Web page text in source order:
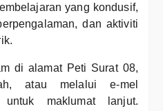
yang kondusif,
dan aktiviti
di alamat Peti Surat 08,
atau melalui e-mel
untuk maklumat lanjut.